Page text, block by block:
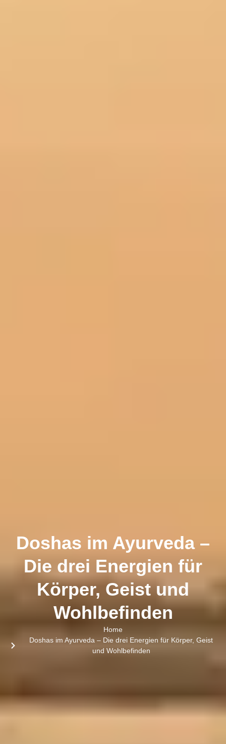
Doshas im Ayurveda –
Die drei Energien für
Körper, Geist und
Wohlbefinden
Home
Doshas im Ayurveda – Die drei Energien für Körper, Geist
und Wohlbefinden